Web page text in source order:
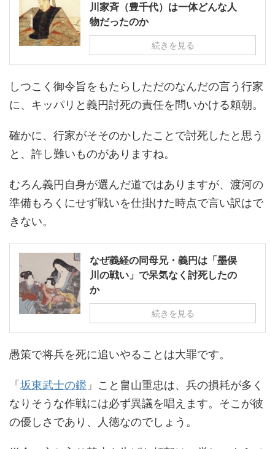
川家斉（豊千代）は一体どんな人
物だったのか
続きを見る
しつこく御令旨をもたらしただのなんだの言う行家
に、キッパリと義円討死の責任を問いかける頼朝。
確かに、行家がそそのかしたことで討死したと思う
と、許し難いものがありますね。
むろん義円自身が選んだ道ではありますが、渡河の
準備もろくにせず戦いを仕掛けた時点で言い訳はで
きない。
なぜ義経の同母兄・義円は「墨俣
川の戦い」で呆気なく討死したの
か
続きを見る
愚策で将兵を死に追いやることは大罪です。
「 坂東武士の鑑 」こと畠山重忠は、兵の損耗が多く
なりそうな作戦には必ず異議を唱えます。そこが彼
の優しさであり、人徳なのでしょう。